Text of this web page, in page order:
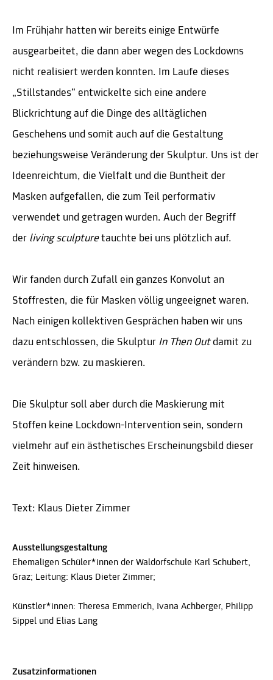
Im Frühjahr hatten wir bereits einige Entwürfe
ausgearbeitet, die dann aber wegen des Lockdowns
nicht realisiert werden konnten. Im Laufe dieses
„Stillstandes“ entwickelte sich eine andere
Blickrichtung auf die Dinge des alltäglichen
Geschehens und somit auch auf die Gestaltung
beziehungsweise Veränderung der Skulptur. Uns ist der
Ideenreichtum, die Vielfalt und die Buntheit der
Masken aufgefallen, die zum Teil performativ
verwendet und getragen wurden. Auch der Begriff
der living sculpturetauchte bei uns plötzlich auf.
Wir fanden durch Zufall ein ganzes Konvolut an
Stoffresten, die für Masken völlig ungeeignet waren.
Nach einigen kollektiven Gesprächen haben wir uns
dazu entschlossen, die Skulptur In Then Outdamit zu
verändern bzw. zu maskieren.
Die Skulptur soll aber durch die Maskierung mit
Stoffen keine Lockdown-Intervention sein, sondern
vielmehr auf ein ästhetisches Erscheinungsbild dieser
Zeit hinweisen.
Text: Klaus Dieter Zimmer
Ausstellungsgestaltung
Ehemaligen Schüler*innen der Waldorfschule Karl Schubert,
Graz; Leitung: Klaus Dieter Zimmer;
Künstler*innen: Theresa Emmerich, Ivana Achberger, Philipp
Sippel und Elias Lang
Zusatzinformationen